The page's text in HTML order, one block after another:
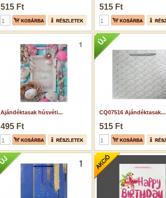
515 Ft 515 Ft
Ajándéktasak húsvéti...
495 Ft
CQ07516 Ajándéktasak...
515 Ft